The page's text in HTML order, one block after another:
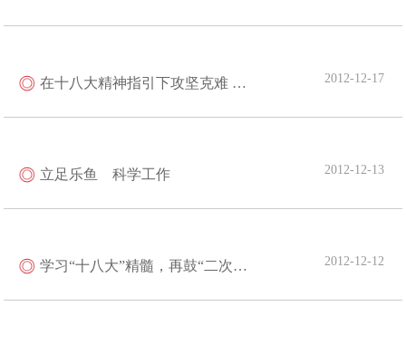
在十八大精神指引下攻坚克难 勇往直前 2012-12-17
立足乐鱼 科学工作 2012-12-13
学习“十八大”精髓，再鼓“二次创业”精神 2012-12-12